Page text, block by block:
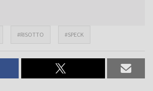
#RISOTTO #SPECK